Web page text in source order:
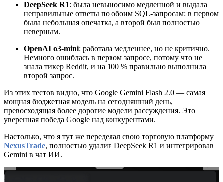
DeepSeek R1: была невыносимо медленной и выдала
неправильные ответы по обоим SQL-запросам: в первом
была небольшая опечатка, а второй был полностью
неверным.
OpenAI o3-mini: работала медленнее, но не критично.
Немного ошиблась в первом запросе, потому что не
знала тикер Reddit, и на 100 % правильно выполнила
второй запрос.
Из этих тестов видно, что Google Gemini Flash 2.0 — самая
мощная бюджетная модель на сегодняшний день,
превосходящая более дорогие модели рассуждения. Это
уверенная победа Google над конкурентами.
Настолько, что я тут же переделал свою торговую платформу
NexusTrade, полностью удалив DeepSeek R1 и интегрировав
Gemini в чат ИИ.